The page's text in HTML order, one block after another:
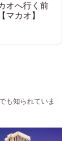
オへ行く前
マカオ】
も知られていま